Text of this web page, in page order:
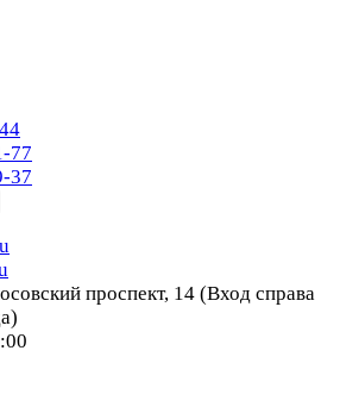
77
37
проспект, 14 (Вход справа